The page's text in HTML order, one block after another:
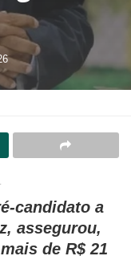
candidato a
assegurou,
de R$ 21